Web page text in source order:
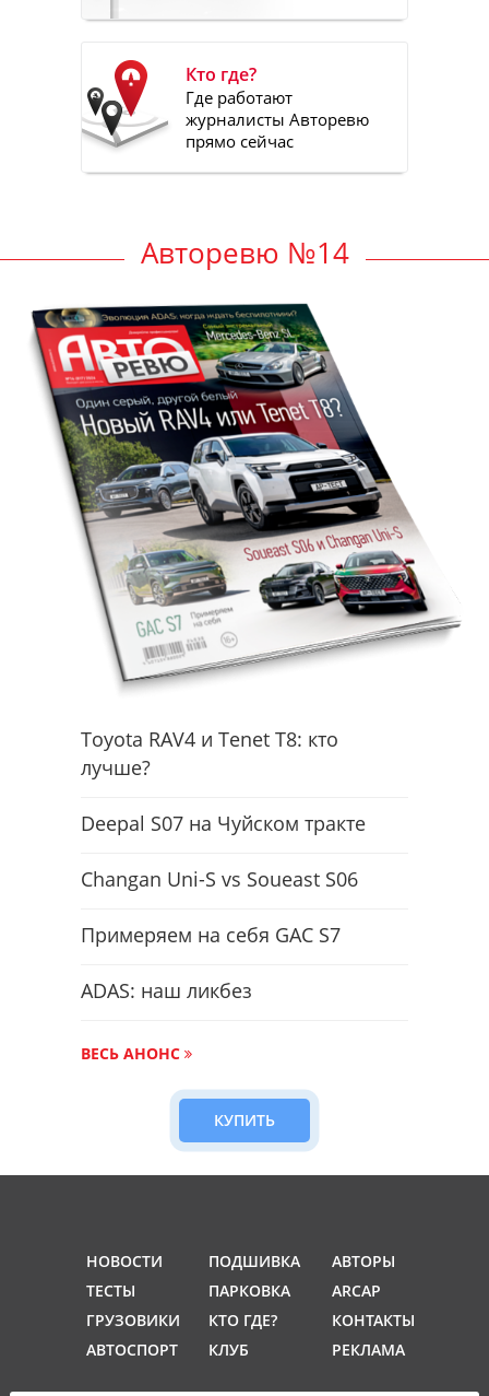
Кто где?
Где работают
журналисты Авторевю
прямо сейчас
Авторевю №14
Toyota RAV4 и Tenet T8: кто
лучше?
Deepal S07 на Чуйском тракте
Changan Uni-S vs Soueast S06
Примеряем на себя GAC S7
ADAS: наш ликбез
ВЕСЬ АНОНС
КУПИТЬ
НОВОСТИ
ТЕСТЫ
ГРУЗОВИКИ
АВТОСПОРТ
ПОДШИВКА
ПАРКОВКА
КТО ГДЕ?
КЛУБ
АВТОРЫ
ARCAP
КОНТАКТЫ
РЕКЛАМА